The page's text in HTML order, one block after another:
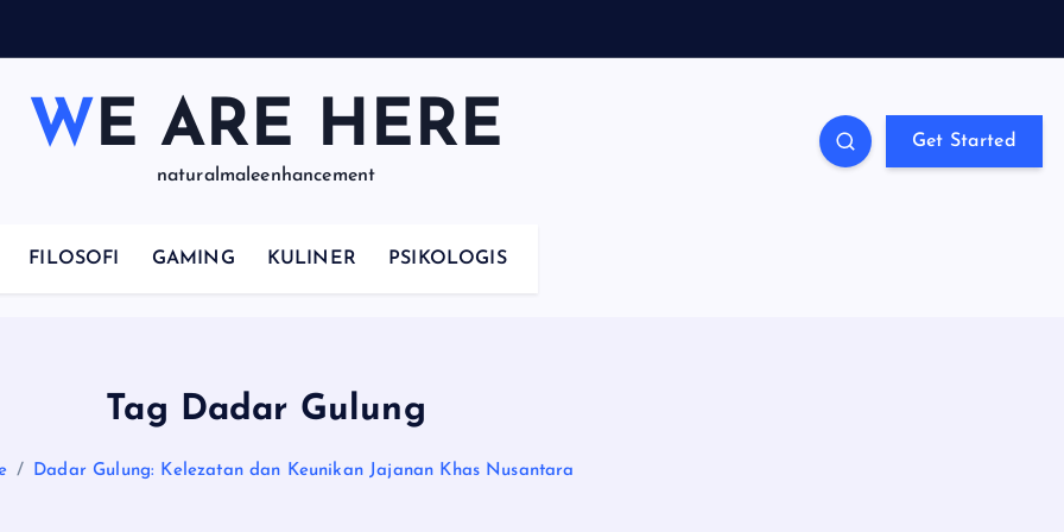
WE ARE HERE
naturalmaleenhancement
Get Started
FILOSOFI GAMING KULINER PSIKOLOGIS
Tag Dadar Gulung
Dadar Gulung: Kelezatan dan Keunikan Jajanan Khas Nusantara